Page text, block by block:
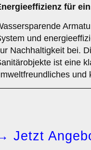
für
und
Nachhaltigkeit bei.
ist eine
und
Jetzt